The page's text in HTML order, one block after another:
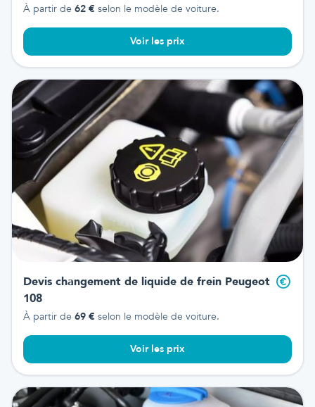
À partir de 62 € selon le modèle de voiture.
Voir les prix
Devis changement de liquide de frein Peugeot
108
À partir de 69 € selon le modèle de voiture.
Voir les prix